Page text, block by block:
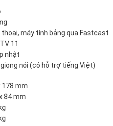
máy tính bảng qua Fastcast
11
nhật
giọng nói (có hỗ trợ tiếng
178 mm
84 mm